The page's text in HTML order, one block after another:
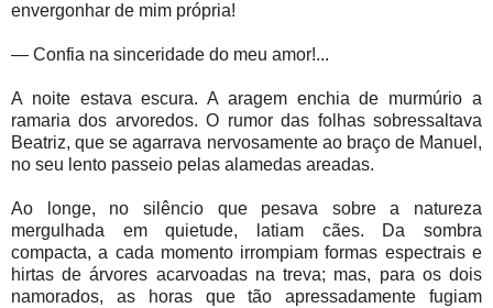
envergonhar de mim própria!
— Confia na sinceridade do meu amor!...
A noite estava escura. A aragem enchia de murmúrio a
ramaria dos arvoredos. O rumor das folhas sobressaltava
Beatriz, que se agarrava nervosamente ao braço de Manuel,
no seu lento passeio pelas alamedas areadas.
Ao longe, no silêncio que pesava sobre a natureza
mergulhada em quietude, latiam cães. Da sombra
compacta, a cada momento irrompiam formas espectrais e
hirtas de árvores acarvoadas na treva; mas, para os dois
namorados, as horas que tão apressadamente fugiam